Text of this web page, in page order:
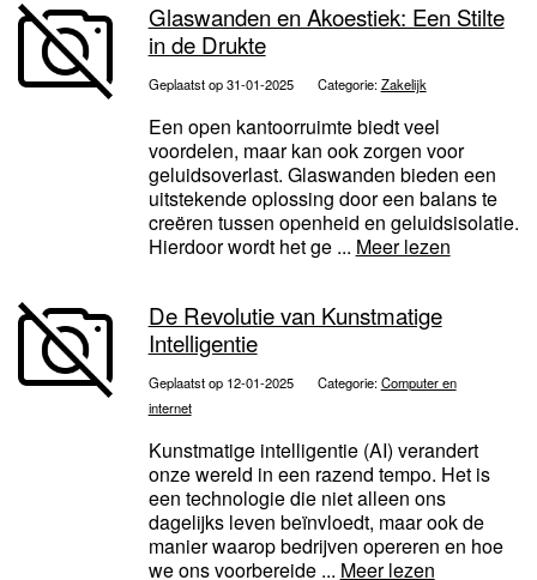
Glaswanden en Akoestiek: Een Stilte
in de Drukte
Geplaatst op 31-01-2025 Categorie:Zakelijk
Een open kantoorruimte biedt veel
voordelen, maar kan ook zorgen voor
geluidsoverlast. Glaswanden bieden een
uitstekende oplossing door een balans te
creëren tussen openheid en geluidsisolatie.
Hierdoor wordt het ge ... Meer lezen
De Revolutie van Kunstmatige
Intelligentie
Geplaatst op 12-01-2025 Categorie:Computer en
internet
Kunstmatige intelligentie (AI) verandert
onze wereld in een razend tempo. Het is
een technologie die niet alleen ons
dagelijks leven beïnvloedt, maar ook de
manier waarop bedrijven opereren en hoe
we ons voorbereide ... Meer lezen